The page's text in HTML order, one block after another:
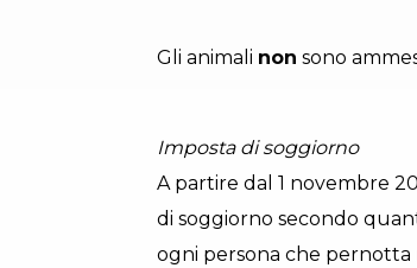
Gli animali non sono
Imposta di soggiorno
A partire dal 1 novembre
di soggiorno secondo
ogni persona che